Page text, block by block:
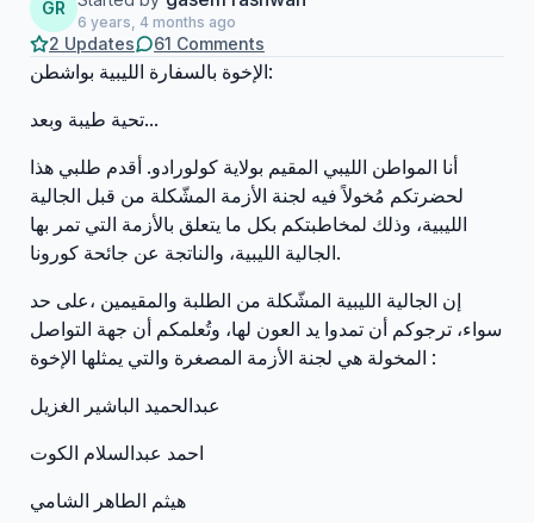
GR
6 years, 4 months ago
2 Updates 61 Comments
الإخوة بالسفارة الليبية بواشطن:
تحية طيبة وبعد...
أنا المواطن الليبي المقيم بولاية كولورادو. أقدم طلبي هذا
لحضرتكم مُخولاً فيه لجنة الأزمة المشّكلة من قبل الجالية
الليبية، وذلك لمخاطبتكم بكل ما يتعلق بالأزمة التي تمر بها
الجالية الليبية، والناتجة عن جائحة كورونا.
إن الجالية الليبية المشّكلة من الطلبة والمقيمين ،على حد
سواء، ترجوكم أن تمدوا يد العون لها، وتُعلمكم أن جهة التواصل
المخولة هي لجنة الأزمة المصغرة والتي يمثلها الإخوة :
عبدالحميد الباشير الغزيل
احمد عبدالسلام الكوت
هيثم الطاهر الشامي